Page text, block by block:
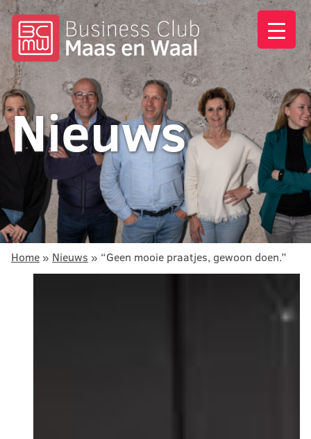
Nieuws
Home » Nieuws » “Geen mooie praatjes, gewoon doen.”